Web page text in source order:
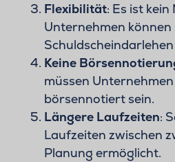
Flexibilität: Es ist
Unternehmen
Keine
müssen
börsennotiert sein.
Längere Laufzeiten:
Laufzeiten zwischen
Planung ermöglicht.